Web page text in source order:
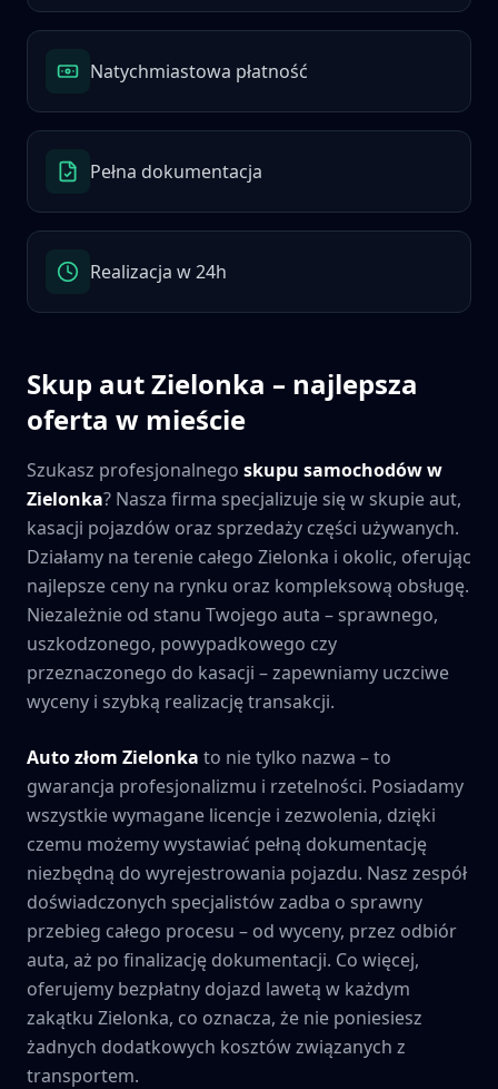
Natychmiastowa płatność
Pełna dokumentacja
Realizacja w 24h
Skup autZielonka – najlepsza
oferta w mieście
Szukasz profesjonalnego skupu samochodów w
Zielonka? Nasza firma specjalizuje się w skupie aut,
kasacji pojazdów oraz sprzedaży części używanych.
Działamy na terenie całego Zielonka i okolic, oferując
najlepsze ceny na rynku oraz kompleksową obsługę.
Niezależnie od stanu Twojego auta – sprawnego,
uszkodzonego, powypadkowego czy
przeznaczonego do kasacji – zapewniamy uczciwe
wyceny i szybką realizację transakcji.
Auto złom Zielonka to nie tylko nazwa – to
gwarancja profesjonalizmu i rzetelności. Posiadamy
wszystkie wymagane licencje i zezwolenia, dzięki
czemu możemy wystawiać pełną dokumentację
niezbędną do wyrejestrowania pojazdu. Nasz zespół
doświadczonych specjalistów zadba o sprawny
przebieg całego procesu – od wyceny, przez odbiór
auta, aż po finalizację dokumentacji. Co więcej,
oferujemy bezpłatny dojazd lawetą w każdym
zakątku Zielonka, co oznacza, że nie poniesiesz
żadnych dodatkowych kosztów związanych z
transportem.